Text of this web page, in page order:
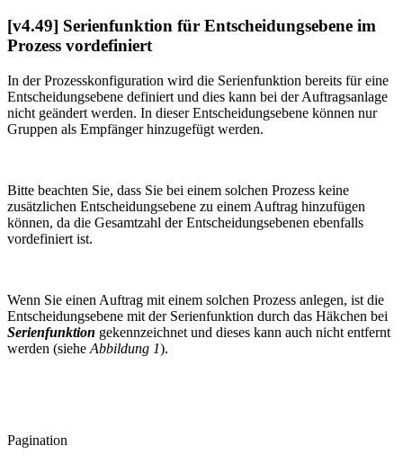
[v4.49] Serienfunktion für Entscheidungsebene im
Prozess vordefiniert
In der Prozesskonfiguration wird die Serienfunktion bereits für eine
Entscheidungsebene definiert und dies kann bei der Auftragsanlage
nicht geändert werden. In dieser Entscheidungsebene können nur
Gruppen als Empfänger hinzugefügt werden.
Bitte beachten Sie, dass Sie bei einem solchen Prozess keine
zusätzlichen Entscheidungsebene zu einem Auftrag hinzufügen
können, da die Gesamtzahl der Entscheidungsebenen ebenfalls
vordefiniert ist.
Wenn Sie einen Auftrag mit einem solchen Prozess anlegen, ist die
Entscheidungsebene mit der Serienfunktion durch das Häkchen bei
Serienfunktion gekennzeichnet und dieses kann auch nicht entfernt
werden (siehe Abbildung 1).
Pagination